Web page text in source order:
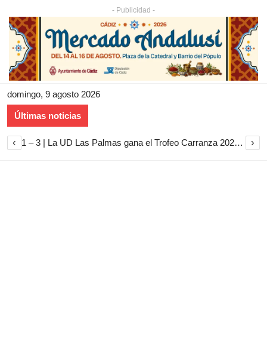
- Publicidad -
domingo, 9 agosto 2026
Últimas noticias
‹ Daniel Crespo sale en hombros en el quinto festejo de la Temporada de Verano de El Puerto ›